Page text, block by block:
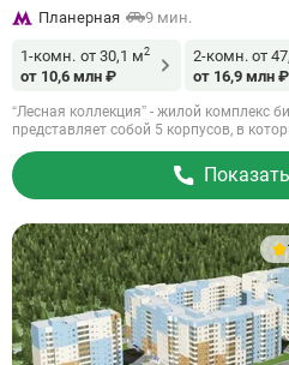
Планерная
9 мин.
1-комн. от 30,1 м2
от 10,6 млн ₽
2-комн. от
от 16,9 млн ₽
“Лесная коллекция” - жилой комплекс
представляет собой 5 корпусов, в